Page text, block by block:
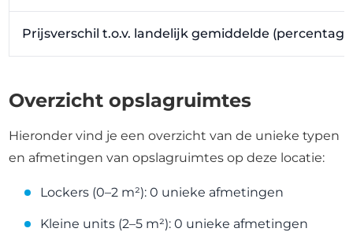
Prijsverschil t.o.v. landelijk gemiddelde
Overzicht opslagruimtes
Hieronder vind je een overzicht van de unieke typen
en afmetingen van opslagruimtes op deze locatie:
Lockers (0–2 m²): 0 unieke afmetingen
Kleine units (2–5 m²): 0 unieke afmetingen